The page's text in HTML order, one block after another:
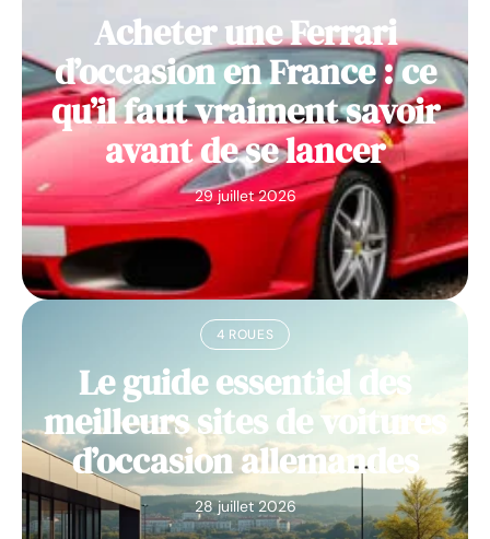
Acheter une Ferrari
d’occasion en France : ce
qu’il faut vraiment savoir
avant de se lancer
29 juillet 2026
4 ROUES
Le guide essentiel des
meilleurs sites de voitures
d’occasion allemandes
28 juillet 2026